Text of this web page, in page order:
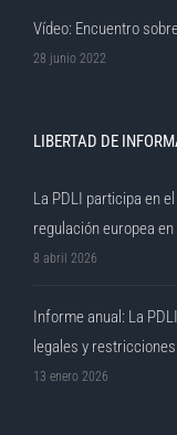
Vídeo: Encuentro
28 junio 2022
LIBERTAD DE
La PDLI participa en
regulación europea
8 abril 2026
Informe anual: La
legales y
13 enero 2026